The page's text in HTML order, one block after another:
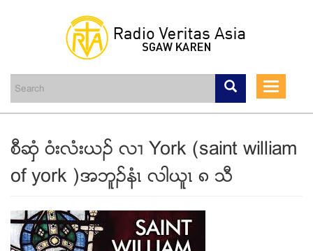
content
Toggle
စီဆွံ ၀ံးလံးဎဥ လ႕ York (saint william
of york )အဘူဥနံၚ လါဎူၚ ၈ သီ